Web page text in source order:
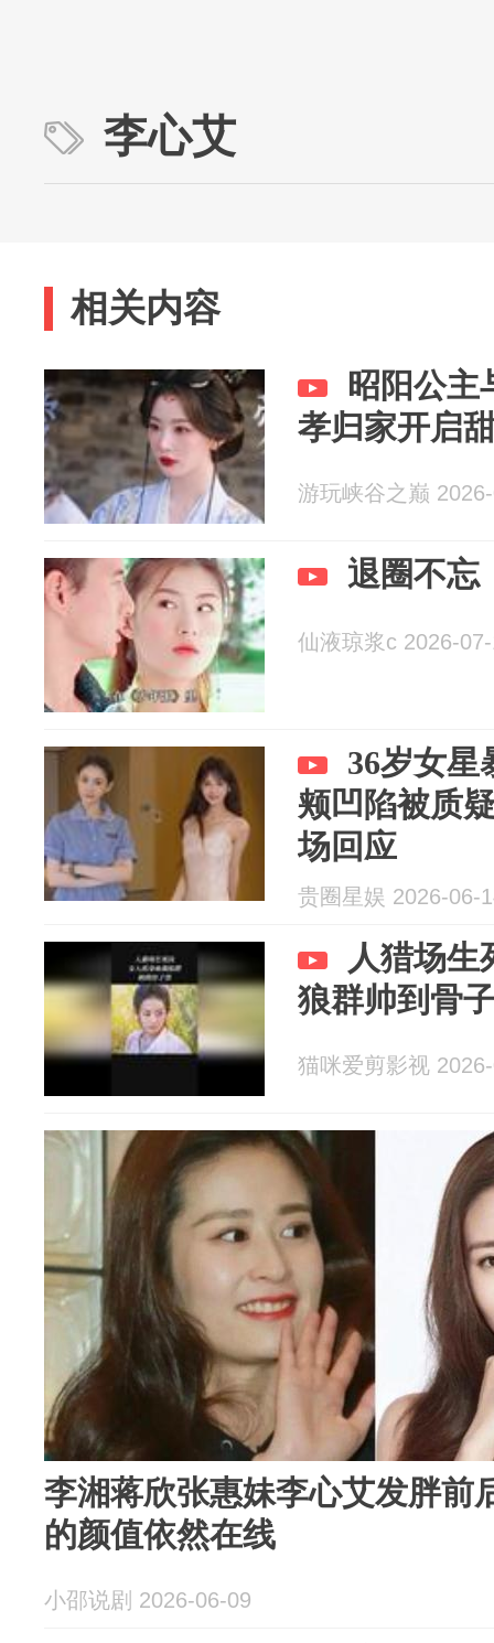
李心艾
相关内容
昭阳公主
孝归家开启
游玩峡谷之巅
退圈不忘
仙液琼浆c 2026-
36岁女星
颊凹陷被质
场回应
贵圈星娱 2026-06-
人猎场生
狼群帅到骨
猫咪爱剪影视
李湘蒋欣张惠妹李心艾发胖前
的颜值依然在线
小邵说剧 2026-06-09